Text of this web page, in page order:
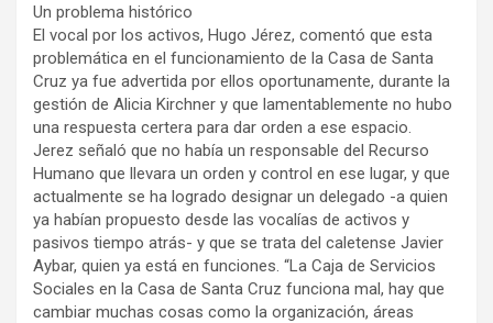
Un problema histórico
El vocal por los activos, Hugo Jérez, comentó que esta
problemática en el funcionamiento de la Casa de Santa
Cruz ya fue advertida por ellos oportunamente, durante la
gestión de Alicia Kirchner y que lamentablemente no hubo
una respuesta certera para dar orden a ese espacio.
Jerez señaló que no había un responsable del Recurso
Humano que llevara un orden y control en ese lugar, y que
actualmente se ha logrado designar un delegado -a quien
ya habían propuesto desde las vocalías de activos y
pasivos tiempo atrás- y que se trata del caletense Javier
Aybar, quien ya está en funciones. “La Caja de Servicios
Sociales en la Casa de Santa Cruz funciona mal, hay que
cambiar muchas cosas como la organización, áreas